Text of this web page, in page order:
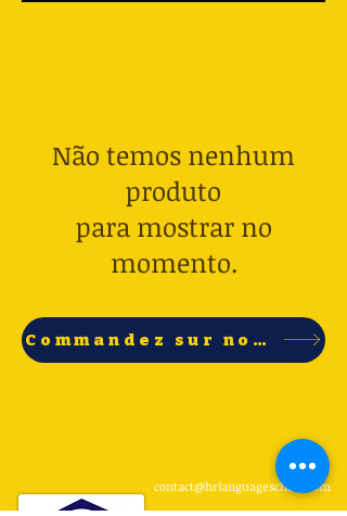
Não temos nenhum
produto
para mostrar no
momento.
Commandez sur notre boutique en ligne
contact@hrlanguageschool.com